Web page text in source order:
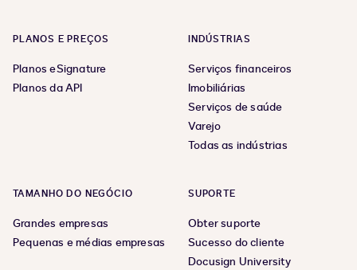
PLANOS E PREÇOS
Planos eSignature
Planos da API
INDÚSTRIAS
Serviços financeiros
Imobiliárias
Serviços de saúde
Varejo
Todas as indústrias
TAMANHO DO NEGÓCIO
Grandes empresas
Pequenas e médias empresas
SUPORTE
Obter suporte
Sucesso do cliente
Docusign University